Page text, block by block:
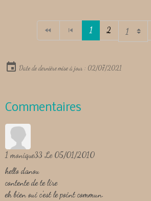
1 2
Date de dernière mise à jour : 02/07/2021
Commentaires
1 monique33Le 05/01/2010
hello danou
contente de te lire
eh bien oui c'est le point commun.